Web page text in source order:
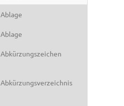
Ablage
Ablage
Abkürzungszeichen
Abkürzungsverzeichnis